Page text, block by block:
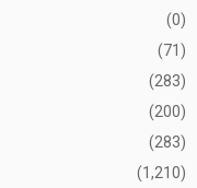
(0)
(71)
(283)
(200)
(283)
(1,210)